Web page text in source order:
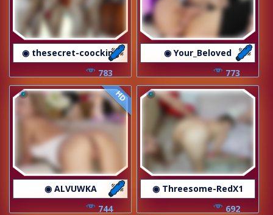
◉ thesecret-coocking
783
◉ Your_Beloved
773
HD
◉ ALVUWKA
744
◉ Threesome-RedX1
692